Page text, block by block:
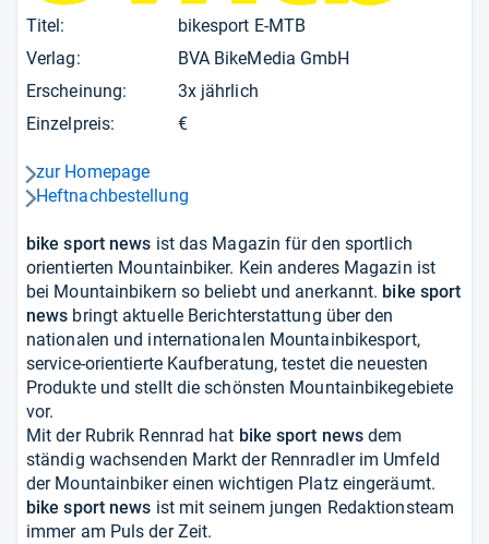
Titel:
Verlag:
Erscheinung:
Einzelpreis:
bikesport E-MTB
BVA BikeMedia GmbH
3x jährlich
€
pfeil_navi_rechtszur Homepage
pfeil_navi_rechtsHeftnachbestellung
bike sport news ist das Magazin für den sportlich
orientierten Mountainbiker. Kein anderes Magazin ist
bei Mountainbikern so beliebt und anerkannt. bike sport
news bringt aktuelle Berichterstattung über den
nationalen und internationalen Mountainbikesport,
service-orientierte Kaufberatung, testet die neuesten
Produkte und stellt die schönsten Mountainbikegebiete
vor.
Mit der Rubrik Rennrad hat bike sport news dem
ständig wachsenden Markt der Rennradler im Umfeld
der Mountainbiker einen wichtigen Platz eingeräumt.
bike sport news ist mit seinem jungen Redaktionsteam
immer am Puls der Zeit.